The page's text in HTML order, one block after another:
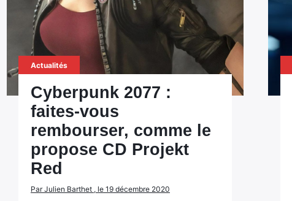
Actualités
Cyberpunk 2077 :
faites-vous
rembourser, comme le
propose CD Projekt
Red
Par Julien Barthet , le 19 décembre 2020